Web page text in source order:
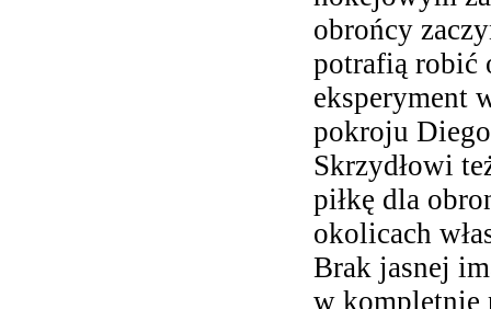
obrońcy
potrafią robić
eksperyment
pokroju Diego
Skrzydłowi
piłkę dla
okolicach
Brak jasnej
w kompletnie